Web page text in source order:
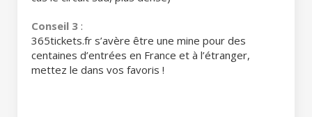
Conseil 3 :
365tickets.fr s’avère être une mine pour des
centaines d’entrées en France et à l’étranger,
mettez le dans vos favoris !